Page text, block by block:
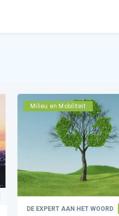
Milieu en Mobiliteit
DE EXPERT AAN HET WOORD